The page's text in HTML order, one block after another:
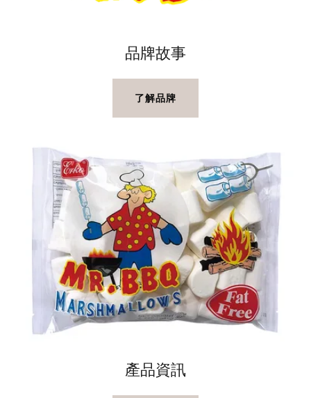
品牌故事
了解品牌
產品資訊